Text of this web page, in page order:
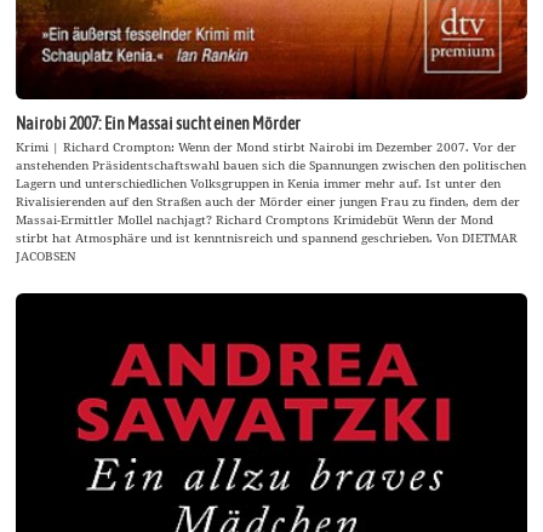
Nairobi 2007: Ein Massai sucht einen Mörder
Krimi | Richard Crompton: Wenn der Mond stirbt Nairobi im Dezember 2007. Vor der
anstehenden Präsidentschaftswahl bauen sich die Spannungen zwischen den politischen
Lagern und unterschiedlichen Volksgruppen in Kenia immer mehr auf. Ist unter den
Rivalisierenden auf den Straßen auch der Mörder einer jungen Frau zu finden, dem der
Massai-Ermittler Mollel nachjagt? Richard Cromptons Krimidebüt Wenn der Mond
stirbt hat Atmosphäre und ist kenntnisreich und spannend geschrieben. Von DIETMAR
JACOBSEN